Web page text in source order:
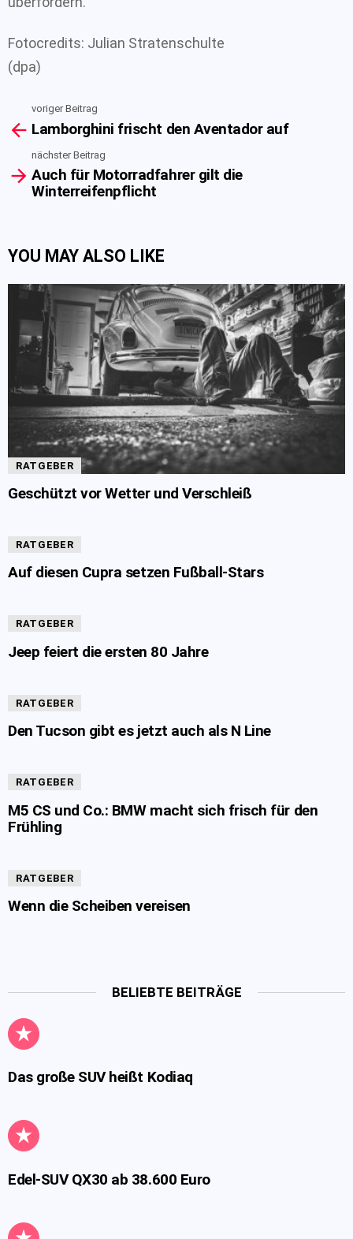
Fotocredits: Julian Stratenschulte
(dpa)
more
voriger Beitrag
Lamborghini frischt den Aventador auf
nächster Beitrag
Auch für Motorradfahrer gilt die
Winterreifenpflicht
YOU MAY ALSO LIKE
RATGEBER
Geschützt vor Wetter und Verschleiß
RATGEBER
Auf diesen Cupra setzen Fußball-Stars
RATGEBER
Jeep feiert die ersten 80 Jahre
RATGEBER
Den Tucson gibt es jetzt auch als N Line
RATGEBER
M5 CS und Co.: BMW macht sich frisch für den
Frühling
RATGEBER
Wenn die Scheiben vereisen
BELIEBTE BEITRÄGE
Das große SUV heißt Kodiaq
Edel-SUV QX30 ab 38.600 Euro